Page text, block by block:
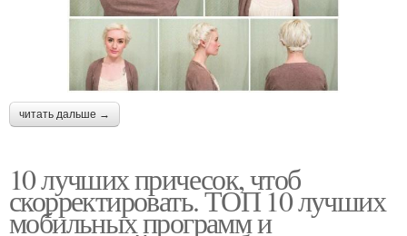
читать дальше →
10 лучших причесок, чтоб
скорректировать. ТОП 10 лучших
мобильных программ и